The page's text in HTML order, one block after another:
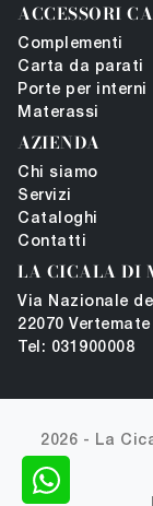
ACCESSORI
Complementi
Carta da parati
Porte per interni
Materassi
AZIENDA
Chi siamo
Servizi
Cataloghi
Contatti
LA CICALA DI
Via Nazionale
22070 Vertemate
Tel: 031900008
2026 - La